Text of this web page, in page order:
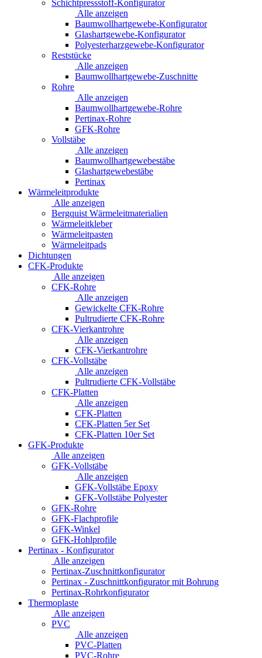
Schichtpressstoff-Konfigurator
Alle anzeigen
Baumwollhartgewebe-Konfigurator
Glashartgewebe-Konfigurator
Polyesterharzgewebe-Konfigurator
Reststücke
Alle anzeigen
Baumwollhartgewebe-Zuschnitte
Rohre
Alle anzeigen
Baumwollhartgewebe-Rohre
Pertinax-Rohre
GFK-Rohre
Vollstäbe
Alle anzeigen
Baumwollhartgewebestäbe
Glashartgewebestäbe
Pertinax
Wärmeleitprodukte
Alle anzeigen
Bergquist Wärmeleitmaterialien
Wärmeleitkleber
Wärmeleitpasten
Wärmeleitpads
Dichtungen
CFK-Produkte
Alle anzeigen
CFK-Rohre
Alle anzeigen
Gewickelte CFK-Rohre
Pultrudierte CFK-Rohre
CFK-Vierkantrohre
Alle anzeigen
CFK-Vierkantrohre
CFK-Vollstäbe
Alle anzeigen
Pultrudierte CFK-Vollstäbe
CFK-Platten
Alle anzeigen
CFK-Platten
CFK-Platten 5er Set
CFK-Platten 10er Set
GFK-Produkte
Alle anzeigen
GFK-Vollstäbe
Alle anzeigen
GFK-Vollstäbe Epoxy
GFK-Vollstäbe Polyester
GFK-Rohre
GFK-Flachprofile
GFK-Winkel
GFK-Hohlprofile
Pertinax - Konfigurator
Alle anzeigen
Pertinax-Zuschnittkonfigurator
Pertinax - Zuschnittkonfigurator mit Bohrung
Pertinax-Rohrkonfigurator
Thermoplaste
Alle anzeigen
PVC
Alle anzeigen
PVC-Platten
PVC-Rohre